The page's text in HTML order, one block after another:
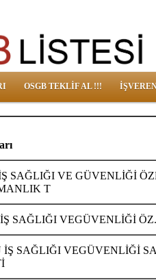
OSGB TEKLİF AL !!!
SAĞLIĞI VE GÜVENLİĞİ
T
SAĞLIĞI VEGÜVENLİĞİ
İŞ SAĞLIĞI VEGÜVENLİĞİ